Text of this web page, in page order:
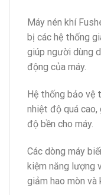
Máy nén khí
bị các hệ thống
giúp người dùng
động của máy.
Hệ thống bảo vệ
nhiệt độ quá cao,
độ bền cho máy.
Các dòng máy
kiệm năng lượng
giảm hao mòn